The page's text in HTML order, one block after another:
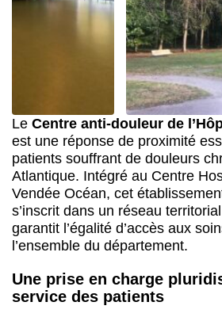
Le Centre anti-douleur de
est une réponse de proximité
patients souffrant de douleurs
Atlantique. Intégré au Centre
Vendée Océan, cet
s’inscrit dans un réseau
garantit l’égalité d’accès aux
l’ensemble du département.
Une prise en charge
service des patients